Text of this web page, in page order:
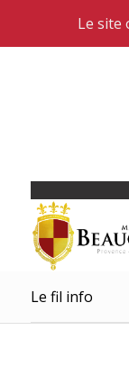
Le fil info
Le site